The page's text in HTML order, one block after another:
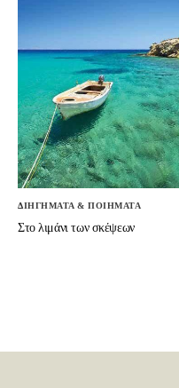
ΔΙΗΓΗΜΑΤΑ & ΠΟΙΗΜΑΤΑ
Στο λιμάνι των σκέψεων